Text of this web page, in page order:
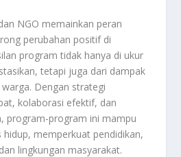
NGO memainkan peran
perubahan positif di
program tidak hanya di ukur
tetapi juga dari dampak
Dengan strategi
kolaborasi efektif, dan
program-program ini mampu
memperkuat pendidikan,
lingkungan masyarakat.